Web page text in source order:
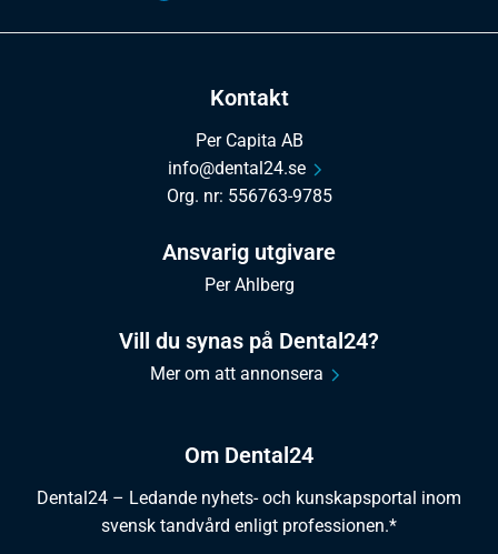
Om Dental24
Dental24 – Ledande nyhets- och kunskapsportal inom
svensk tandvård enligt professionen.*
Kontakt
Per Capita AB
info@dental24.se
Org. nr: 556763-9785
Ansvarig utgivare
Per Ahlberg
Vill du synas på Dental24?
Mer om att annonsera